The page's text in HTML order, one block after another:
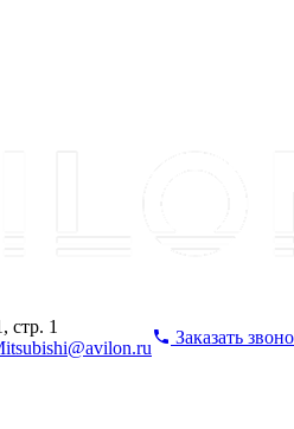
стр. 1
Заказать